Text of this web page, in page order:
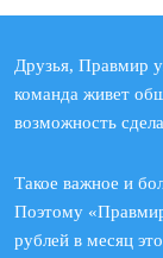
Друзья, Правмир
команда живет
возможность
Такое важное и
Поэтому
рублей в месяц